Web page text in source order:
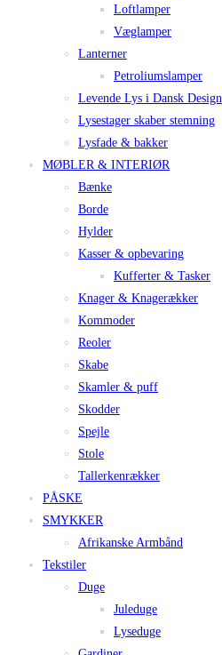
Loftlamper
Væglamper
Lanterner
Petroliumslamper
Levende Lys i Dansk Design
Lysestager skaber stemning
Lysfade & bakker
MØBLER & INTERIØR
Bænke
Borde
Hylder
Kasser & opbevaring
Kufferter & Tasker
Knager & Knagerækker
Kommoder
Reoler
Skabe
Skamler & puff
Skodder
Spejle
Stole
Tallerkenrækker
PÅSKE
SMYKKER
Afrikanske Armbånd
Tekstiler
Duge
Juleduge
Lyseduge